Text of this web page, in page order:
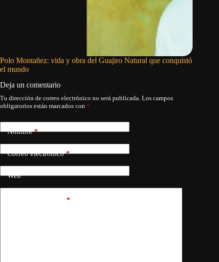
Polo Montañez: vida y obra del Guajiro Natural que conquistó
el mundo
Deja un comentario
Tu dirección de correo electrónico no será publicada. Los campos
obligatorios están marcados con *
Nombre*
Correo electrónico*
Web
*